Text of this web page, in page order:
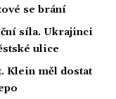
se brání
síla. Ukrajinci
ulice
Klein měl dostat